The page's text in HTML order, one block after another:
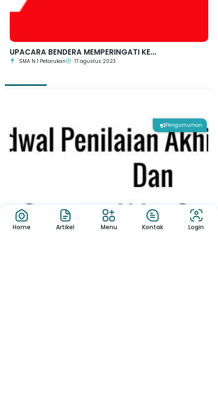
UPACARA BENDERA MEMPERINGATI KE...
SMA N 1 Petarukan 17 agustus 2023
Pengumuman
Home Artikel Menu Kontak Login